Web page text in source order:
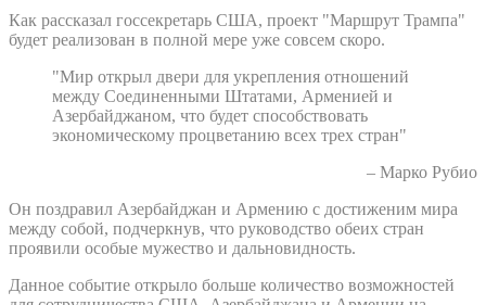
Как рассказал госсекретарь США, проект "Маршрут Трампа"
будет реализован в полной мере уже совсем скоро.
"Мир открыл двери для укрепления отношений
между Соединенными Штатами, Арменией и
Азербайджаном, что будет способствовать
экономическому процветанию всех трех стран"
– Марко Рубио
Он поздравил Азербайджан и Армению с достиженим мира
между собой, подчеркнув, что руководство обеих стран
проявили особые мужество и дальновидность.
Данное событие открыло больше количество возможностей